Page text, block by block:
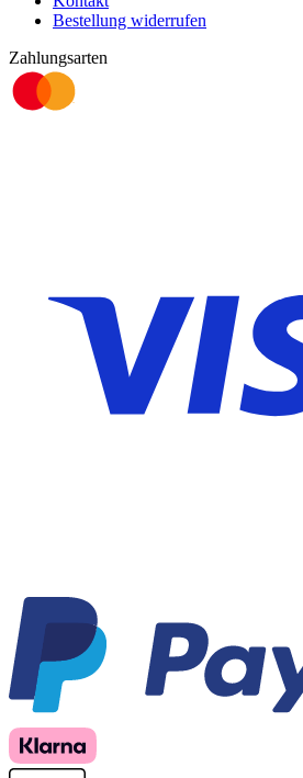
Bestellung widerrufen
Zahlungsarten